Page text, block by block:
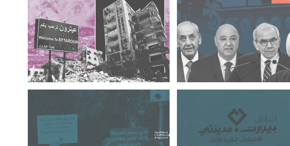
صحيحة، و لكن…
عيترون تتحول إلى القنيطرة، بعلم
الجميع…